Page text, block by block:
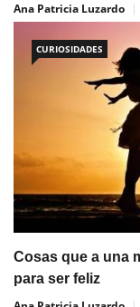
Ana Patricia Luzardo
CURIOSIDADES
Cosas que a una
para ser feliz